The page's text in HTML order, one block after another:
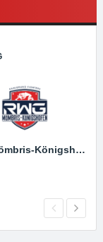
RWG Mömbris-Königshofen